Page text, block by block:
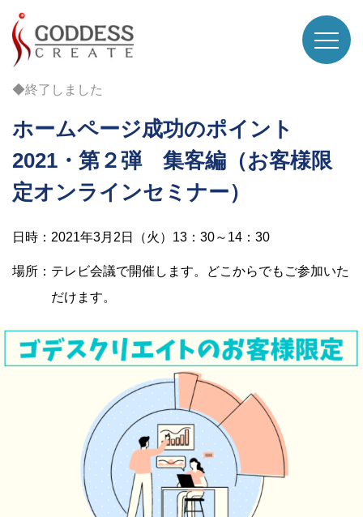
◆終了しました
ホームページ成功のポイント
2021・第２弾 集客編（お客様限
定オンラインセミナー）
日時：2021年3月2日（火）13：30～14：30
場所：テレビ会議で開催します。どこからでもご参加いた
だけます。